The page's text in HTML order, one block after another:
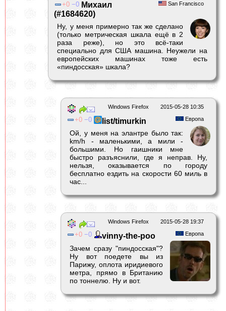
San Francisco
0 0 Михаил
(#1684620)
Ну, у меня примерно так же сделано
(только метрическая шкала ещё в 2
раза реже), но это всё-таки
специально для США машина. Неужели на
европейских машинах тоже есть
«пиндосская» шкала?
2015-05-28 10:35
Windows Firefox
Европа
0 0 list/timurkin
Ой, у меня на элантре было так:
km/h - маленькими, а мили -
большими. Но гаишники мне
быстро разъяснили, где я неправ. Ну,
нельзя, оказывается по городу
бесплатно ездить на скорости 60 миль в
час...
2015-05-28 19:37
Windows Firefox
Европа
0 0 vinny-the-poo
Зачем сразу "пиндосская"?
Ну вот поедете вы из
Парижу, оплота иридиевого
метра, прямо в Британию
по тоннелю. Ну и вот.